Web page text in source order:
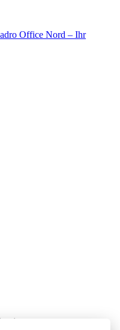
Office Nord – Ihr
an Unternehmer